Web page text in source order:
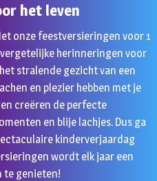
het leven
onze feestversieringen voor 1
herinneringen voor
stralende gezicht van een
en plezier hebben met je
creëren de perfecte
en blije lachjes. Dus ga
kinderverjaardag
wordt elk jaar een
te genieten!